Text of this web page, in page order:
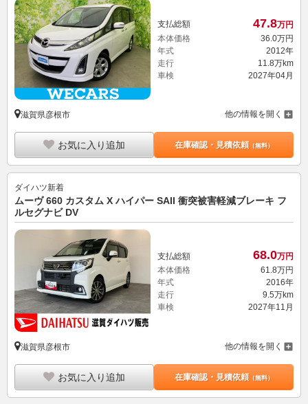
支払総額 47.8万円
本体価格
36. 0万円
年式
2012年
走行
11.8万km
車検
2027年04月
滋賀県彦根市 他の情報を開く
お気に入り追加 在庫確認・見積依頼（無料）
ダイハツ新着
ムーヴ 660 カスタム X ハイパー SAII 衝突被害軽減ブレーキ フ
ルセグナビ DV
支払総額 68.0万円
本体価格
61.8万円
年式
2016年
走行
9.5万km
車検
2027年11月
滋賀県彦根市 他の情報を開く
お気に入り追加 在庫確認・見積依頼（無料）